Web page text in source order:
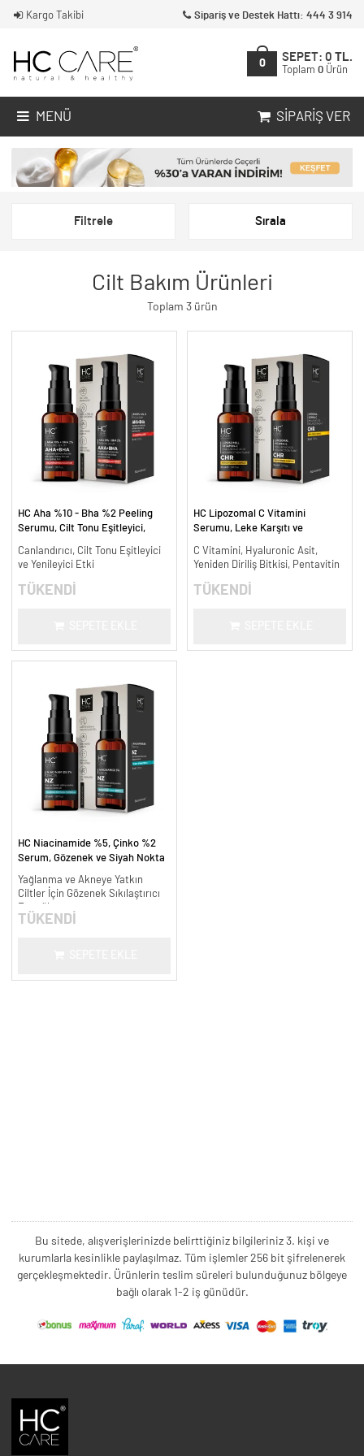
Kargo Takibi Sipariş ve Destek Hattı: 444 3 914
0
SEPET: 0 TL.
Toplam 0 Ürün
MENÜ SIPARIŞ VER
Filtrele Sırala
Cilt Bakım Ürünleri
Toplam 3 ürün
HC Aha %10 - Bha %2 Peeling
Serumu, Cilt Tonu Eşitleyici,
Canlandırıcı, Cilt Tonu Eşitleyici
ve Yenileyici Etki
TÜKENDİ
HC Lipozomal C Vitamini
Serumu, Leke Karşıtı ve
C Vitamini, Hyaluronic Asit,
Yeniden Diriliş Bitkisi, Pentavitin
TÜKENDİ
HC Niacinamide %5, Çinko %2
Serum, Gözenek ve Siyah Nokta
30 ml.
Yağlanma ve Akneye Yatkın
Ciltler İçin Gözenek Sıkılaştırıcı
TÜKENDİ
Bu sitede, alışverişlerinizde belirttiğiniz bilgileriniz 3. kişi ve
kurumlarla kesinlikle paylaşılmaz. Tüm işlemler 256 bit şifrelenerek
gerçekleşmektedir. Ürünlerin teslim süreleri bulunduğunuz bölgeye
bağlı olarak 1-2 iş günüdür.